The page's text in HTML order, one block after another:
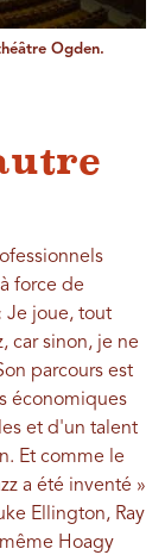
Ogden.
force de
Je joue, tout
car sinon, je ne
parcours est
économiques
et d'un talent
Et comme le
a été inventé »
Ellington, Ray
Hoagy